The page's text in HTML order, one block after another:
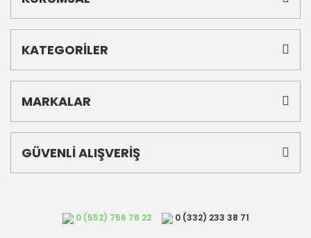
KATEGORİLER
MARKALAR
GÜVENLİ ALIŞVERİŞ
0 (552) 756 78 22 0 (332) 233 38 71